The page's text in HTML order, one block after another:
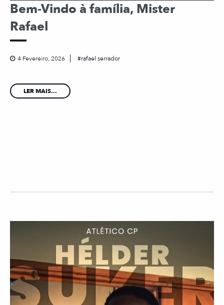
Bem-Vindo à família, Mister
Rafael
4 Fevereiro, 2026 rafael serrador
LER MAIS...